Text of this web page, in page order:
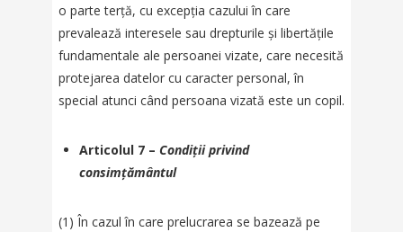
o parte terță, cu excepția cazului în care
prevalează interesele sau drepturile și libertățile
fundamentale ale persoanei vizate, care necesită
protejarea datelor cu caracter personal, în
special atunci când persoana vizată este un copil.
Articolul 7 –Condiții privind
consimțământul
(1) În cazul în care prelucrarea se bazează pe